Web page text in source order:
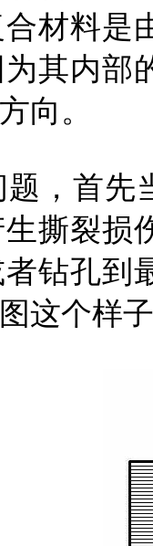
材料是
其内部
向。
，首先
撕裂损
钻孔到
这个样